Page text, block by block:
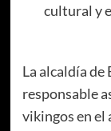
cultural y
La alcaldía de
responsable
vikingos en el